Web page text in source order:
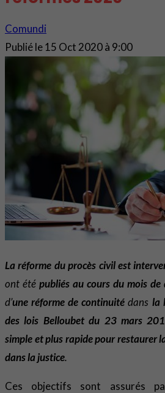
Comundi
Publié le15 Oct 2020 à 9:00
La réforme du procès civil est
ont été publiés au cours du mois
d’une réforme de continuitédans la
des lois Belloubet du 23 mars
simple et plus rapide pour restaurer
dans la justice.
Ces objectifs sont assurés